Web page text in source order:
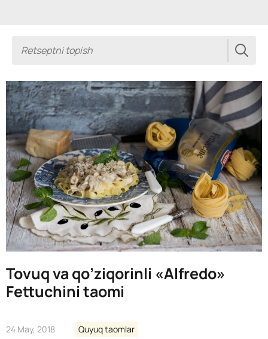
Tovuq va qo’ziqorinli «Alfredo»
Fettuchini taomi
24 May, 2018 Quyuq taomlar